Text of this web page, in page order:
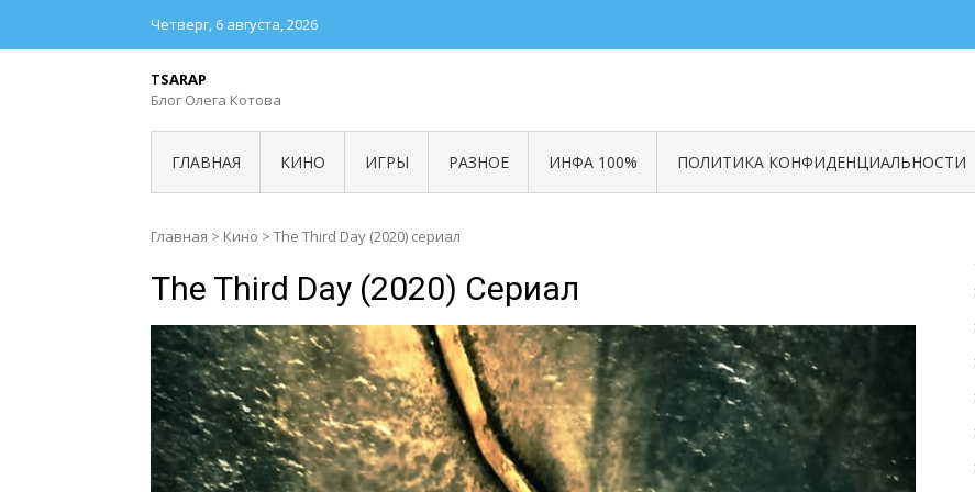
Четверг, 6 августа, 2026
TSARAP
Блог Олега Котова
ГЛАВНАЯ КИНО ИГРЫ РАЗНОЕ ИНФА 100% ПОЛИТИКА КОНФИДЕНЦИАЛЬНОСТИ
Главная > Кино > The Third Day (2020) сериал
The Third Day (2020) Сериал